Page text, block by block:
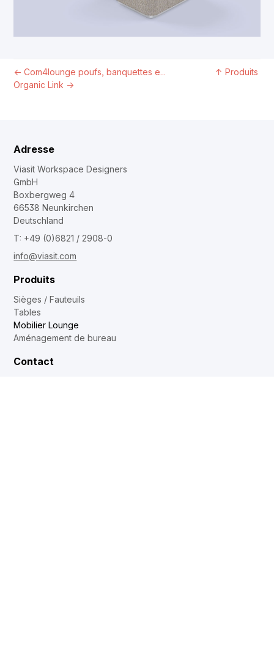
←Com4lounge poufs, banquettes e... ↑ Produits
Organic Link →
Adresse
Viasit Workspace Designers
GmbH
Boxbergweg 4
66538 Neunkirchen
Deutschland
T: +49 (0)6821 / 2908-0
info@viasit.com
Produits
Sièges / Fauteuils
Tables
Mobilier Lounge
Aménagement de bureau
Contact